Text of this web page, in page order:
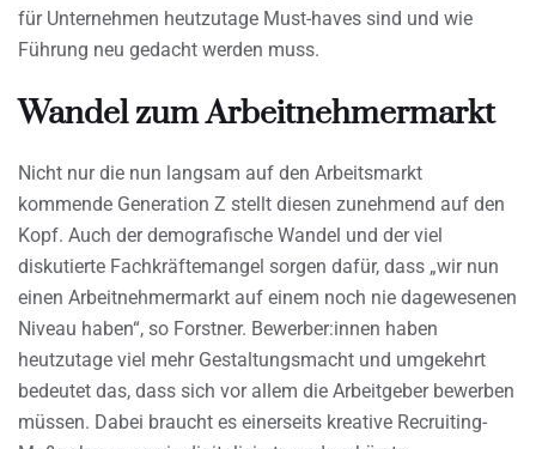
für Unternehmen heutzutage Must-haves sind und wie
Führung neu gedacht werden muss.
Wandel zum Arbeitnehmermarkt
Nicht nur die nun langsam auf den Arbeitsmarkt
kommende Generation Z stellt diesen zunehmend auf den
Kopf. Auch der demografische Wandel und der viel
diskutierte Fachkräftemangel sorgen dafür, dass „wir nun
einen Arbeitnehmermarkt auf einem noch nie dagewesenen
Niveau haben“, so Forstner. Bewerber:innen haben
heutzutage viel mehr Gestaltungsmacht und umgekehrt
bedeutet das, dass sich vor allem die Arbeitgeber bewerben
müssen. Dabei braucht es einerseits kreative Recruiting-